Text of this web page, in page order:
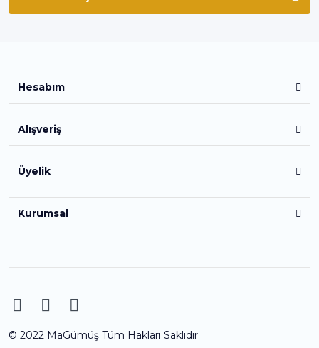
Hesabım
Alışveriş
Üyelik
Kurumsal
© 2022 MaGümüş Tüm Hakları Saklıdır